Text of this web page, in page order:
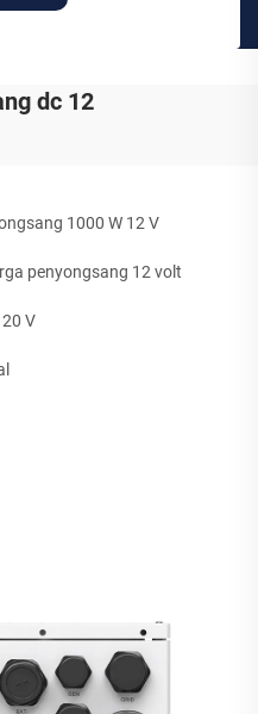
dc 12
1000 W 12 V
penyongsang 12 volt
V